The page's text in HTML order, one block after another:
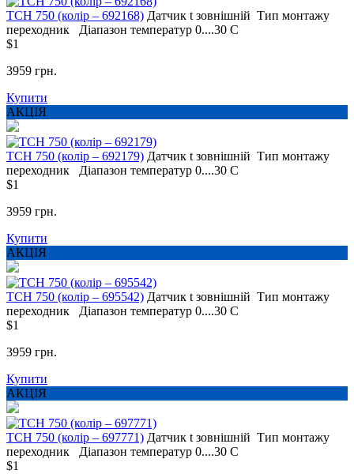
TCH 750 (колір – 692168) Датчик t зовнішній Тип монтажу
переходник
Діапазон температур 0....30 С
$1
3959 грн.
Купити
АКЦІЯ
TCH 750 (колір – 692179) Датчик t зовнішній Тип монтажу
переходник
Діапазон температур 0....30 С
$1
3959 грн.
Купити
АКЦІЯ
TCH 750 (колір – 695542) Датчик t зовнішній Тип монтажу
переходник
Діапазон температур 0....30 С
$1
3959 грн.
Купити
АКЦІЯ
TCH 750 (колір – 697771) Датчик t зовнішній Тип монтажу
переходник
Діапазон температур 0....30 С
$1